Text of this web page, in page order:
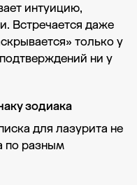
интуицию,
Встречается даже
только у
ни у
зодиака
для лазурита не
по разным